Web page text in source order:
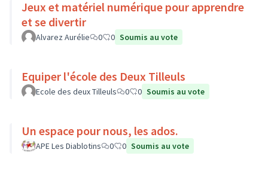
Jeux et matériel numérique pour apprendre
et se divertir
Alvarez Aurélie 0 0 Soumis au vote
Equiper l'école des Deux Tilleuls
Ecole des deux Tilleuls 0 0 Soumis au vote
Un espace pour nous, les ados.
APE Les Diablotins 0 0 Soumis au vote